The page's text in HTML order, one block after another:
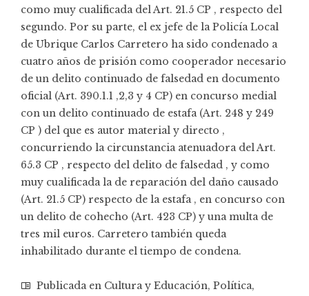
como muy cualificada del Art. 21.5 CP , respecto del
segundo. Por su parte, el ex jefe de la Policía Local
de Ubrique Carlos Carretero ha sido condenado a
cuatro años de prisión como cooperador necesario
de un delito continuado de falsedad en documento
oficial (Art. 390.1.1 ,2,3 y 4 CP) en concurso medial
con un delito continuado de estafa (Art. 248 y 249
CP ) del que es autor material y directo ,
concurriendo la circunstancia atenuadora del Art.
65.3 CP , respecto del delito de falsedad , y como
muy cualificada la de reparación del daño causado
(Art. 21.5 CP) respecto de la estafa , en concurso con
un delito de cohecho (Art. 423 CP) y una multa de
tres mil euros. Carretero también queda
inhabilitado durante el tiempo de condena.
Publicada en Cultura y Educación, Política,